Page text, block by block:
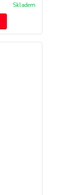
Skladem